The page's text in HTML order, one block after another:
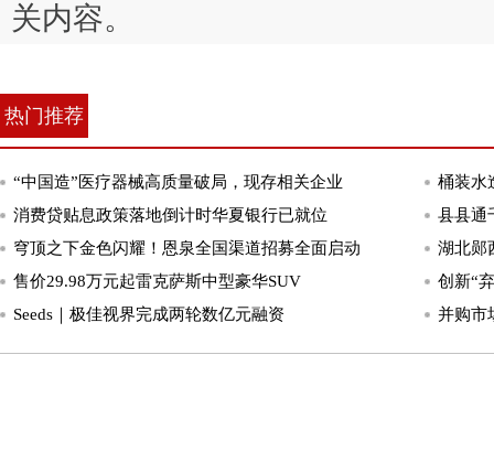
关内容。
热门推荐
“中国造”医疗器械高质量破局，现存相关企业
桶装水
消费贷贴息政策落地倒计时华夏银行已就位
县县通
穹顶之下金色闪耀！恩泉全国渠道招募全面启动
湖北郧
售价29.98万元起雷克萨斯中型豪华SUV
创新“
Seeds｜极佳视界完成两轮数亿元融资
并购市